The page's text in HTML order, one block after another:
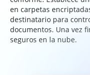
en carpetas
destinatario para
documentos. Una vez
seguros en la nube.